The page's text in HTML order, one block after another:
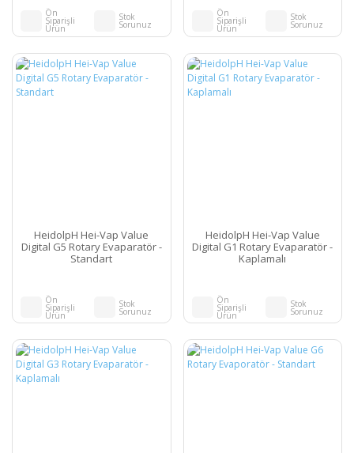
Ön
Siparişli
Ürün
Stok
Sorunuz
Ön
Siparişli
Ürün
Stok
Sorunuz
HeidolpH Hei-Vap Value
Digital G5 Rotary Evaparatör -
Standart
Ön
Siparişli
Ürün
Stok
Sorunuz
HeidolpH Hei-Vap Value
Digital G1 Rotary Evaparatör -
Kaplamalı
Ön
Siparişli
Ürün
Stok
Sorunuz